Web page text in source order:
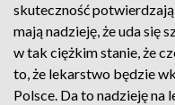
skuteczność
mają nadzieję, że uda się
w tak ciężkim stanie, że
to, że lekarstwo będzie
Polsce. Da to nadzieję na